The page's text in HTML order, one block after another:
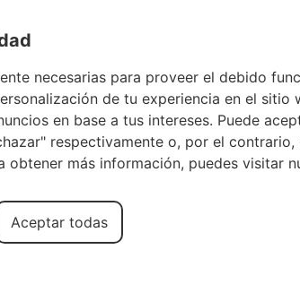
necesarias para proveer el debido
de tu experiencia en el
en base a tus intereses. Puede
respectivamente o, por el
obtener más información, puedes visitar
Aceptar todas